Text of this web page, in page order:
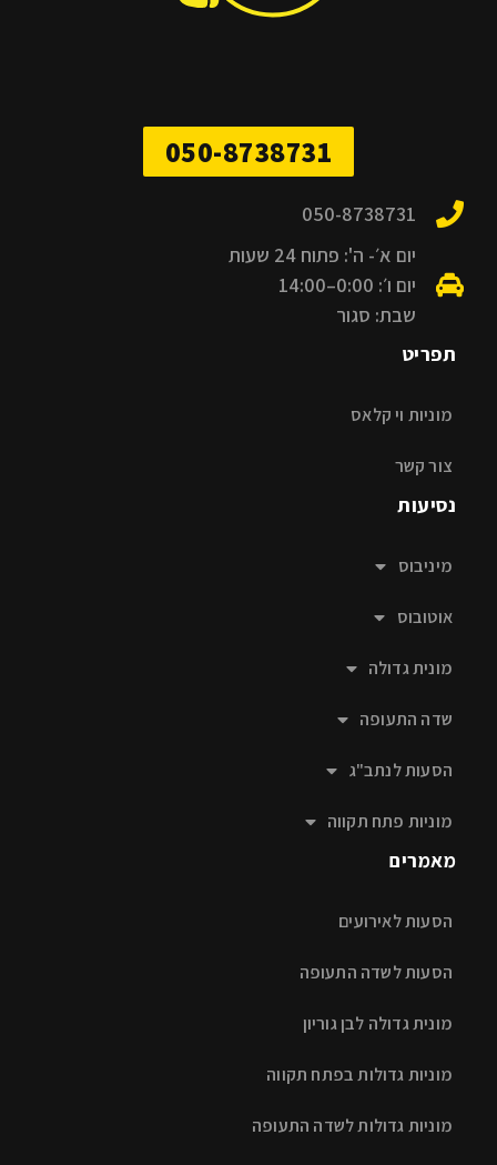
050-8738731
050-8738731
יום א׳- ה': פתוח 24 שעות
יום ו׳: 0:00–14:00
שבת: סגור
תפריט
מוניות וי קלאס
צור קשר
נסיעות
מיניבוס
אוטובוס
מונית גדולה
שדה התעופה
הסעות לנתב"ג
מוניות פתח תקווה
מאמרים
הסעות לאירועים
הסעות לשדה התעופה
מונית גדולה לבן גוריון
מוניות גדולות בפתח תקווה
מוניות גדולות לשדה התעופה